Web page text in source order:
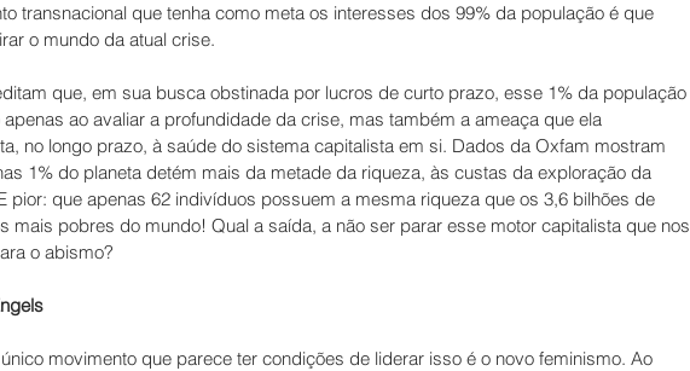
transnacional que tenha como meta os interesses dos 99% da população é que
o mundo da atual crise.
que, em sua busca obstinada por lucros de curto prazo, esse 1% da população
apenas ao avaliar a profundidade da crise, mas também a ameaça que ela
no longo prazo, à saúde do sistema capitalista em si. Dados da Oxfam mostram
1% do planeta detém mais da metade da riqueza, às custas da exploração da
pior: que apenas 62 indivíduos possuem a mesma riqueza que os 3,6 bilhões de
mais pobres do mundo! Qual a saída, a não ser parar esse motor capitalista que nos
o abismo?
movimento que parece ter condições de liderar isso é o novo feminismo. Ao